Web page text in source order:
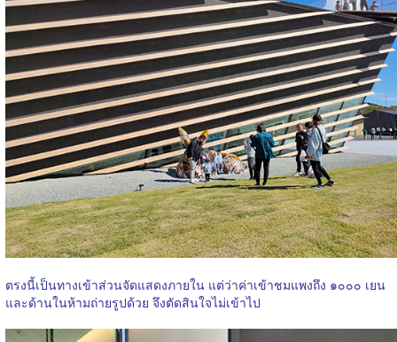
ตรงนี้เป็นทางเข้าส่วนจัดแสดงภายใน แต่ว่าค่าเข้าชมแพงถึง ๑๐๐๐ เยน
และด้านในห้ามถ่ายรูปด้วย จึงตัดสินใจไม่เข้าไป